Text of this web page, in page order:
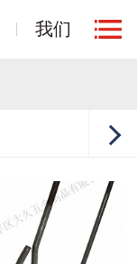
我们